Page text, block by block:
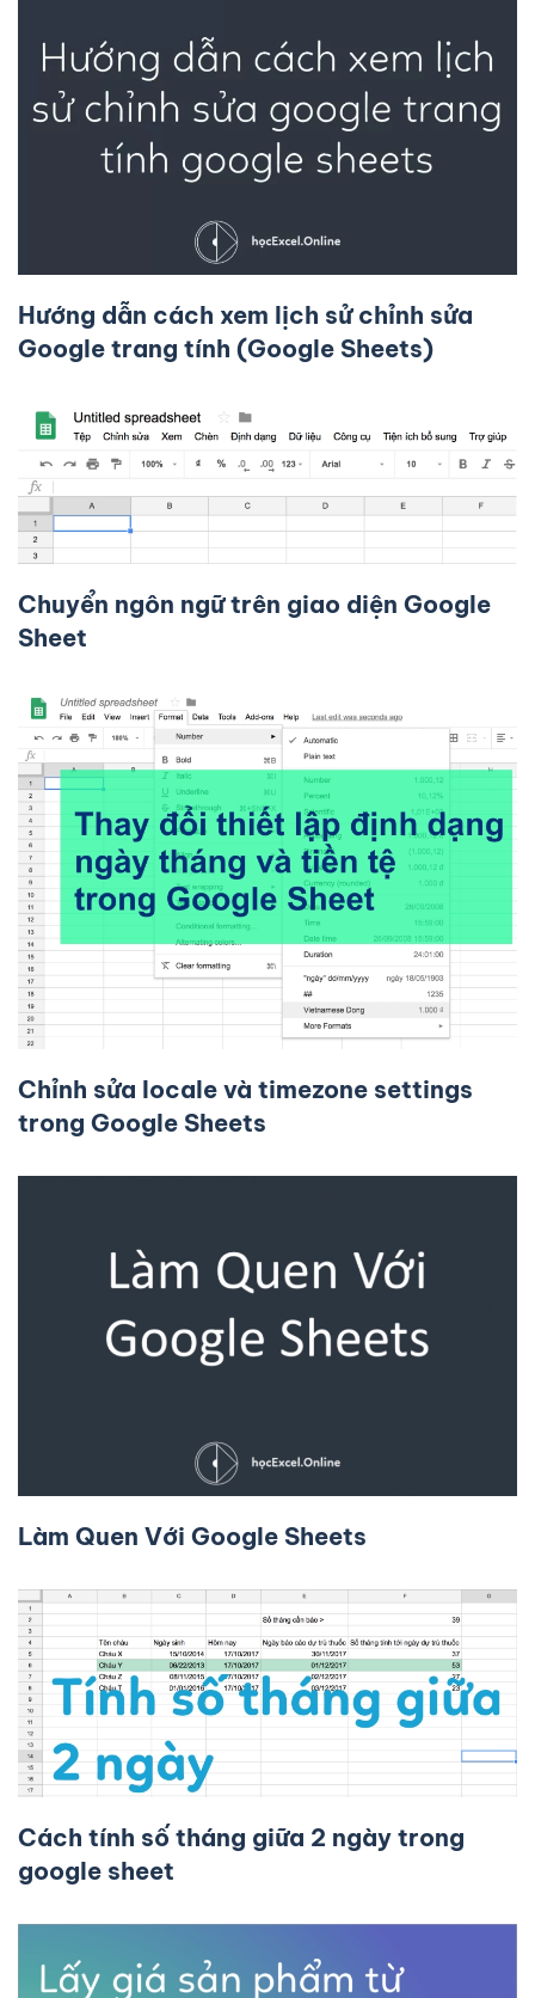
Hướng dẫn cách xem lịch sử chỉnh sửa
Google trang tính (Google Sheets)
Chuyển ngôn ngữ trên giao diện Google
Sheet
Chỉnh sửa locale và timezone settings
trong Google Sheets
Làm Quen Với Google Sheets
Cách tính số tháng giữa 2 ngày trong
google sheet